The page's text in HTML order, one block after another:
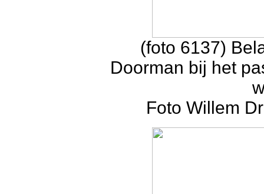
(foto 6137)
Doorman bij het
Foto Willem